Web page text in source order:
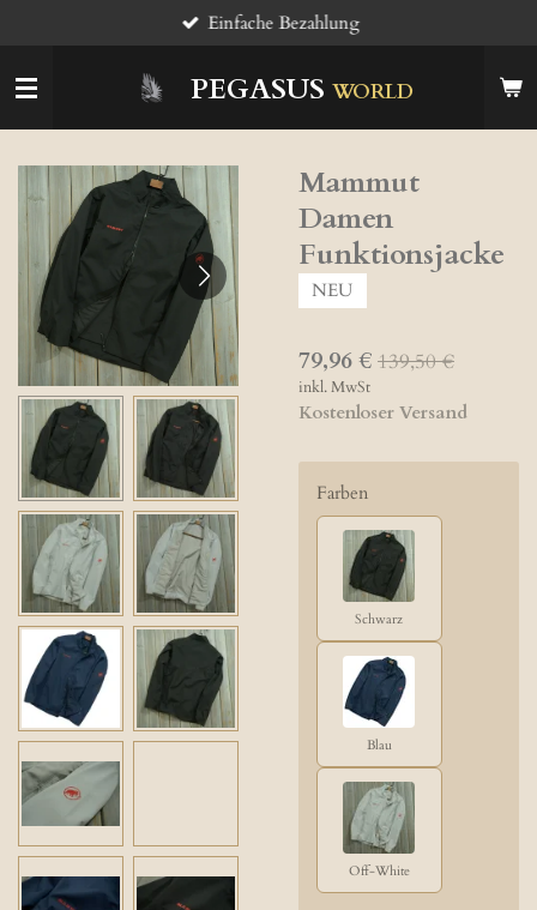
Hauptinhalt
springen
PEGASUS WORLD
Einfache Bezahlung
Mammut
Damen
Funktionsjacke
NEU
79,96 € 139,50 €
inkl. MwSt
Kostenloser Versand
Farben
Schwarz
Blau
Off-White